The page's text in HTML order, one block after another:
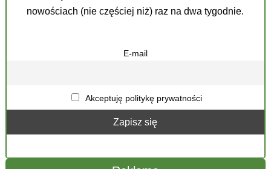
nowościach (nie częściej niż) raz na dwa tygodnie.
E-mail
Akceptuję politykę prywatności